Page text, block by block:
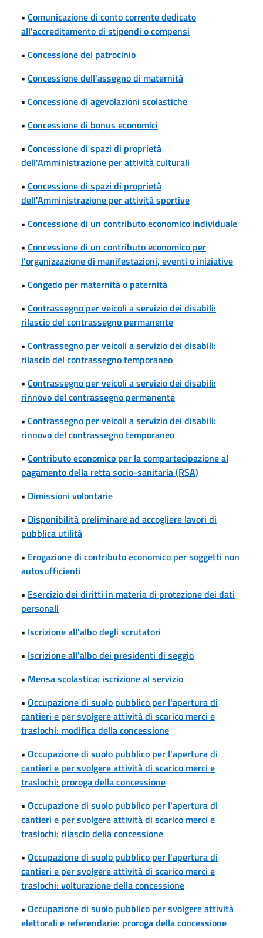
• Comunicazione di conto corrente dedicato
all'accreditamento di stipendi o compensi
• Concessione del patrocinio
• Concessione dell'assegno di maternità
• Concessione di agevolazioni scolastiche
• Concessione di bonus economici
• Concessione di spazi di proprietà
dell'Amministrazione per attività culturali
• Concessione di spazi di proprietà
dell'Amministrazione per attività sportive
• Concessione di un contributo economico individuale
• Concessione di un contributo economico per
l'organizzazione di manifestazioni, eventi o iniziative
• Congedo per maternità o paternità
• Contrassegno per veicoli a servizio dei disabili:
rilascio del contrassegno permanente
• Contrassegno per veicoli a servizio dei disabili:
rilascio del contrassegno temporaneo
• Contrassegno per veicoli a servizio dei disabili:
rinnovo del contrassegno permanente
• Contrassegno per veicoli a servizio dei disabili:
rinnovo del contrassegno temporaneo
• Contributo economico per la compartecipazione al
pagamento della retta socio-sanitaria (RSA)
• Dimissioni volontarie
• Disponibilità preliminare ad accogliere lavori di
pubblica utilità
• Erogazione di contributo economico per soggetti non
autosufficienti
• Esercizio dei diritti in materia di protezione dei dati
personali
• Iscrizione all'albo degli scrutatori
• Iscrizione all'albo dei presidenti di seggio
• Mensa scolastica: iscrizione al servizio
• Occupazione di suolo pubblico per l'apertura di
cantieri e per svolgere attività di scarico merci e
traslochi: modifica della concessione
• Occupazione di suolo pubblico per l'apertura di
cantieri e per svolgere attività di scarico merci e
traslochi: proroga della concessione
• Occupazione di suolo pubblico per l'apertura di
cantieri e per svolgere attività di scarico merci e
traslochi: rilascio della concessione
• Occupazione di suolo pubblico per l'apertura di
cantieri e per svolgere attività di scarico merci e
traslochi: volturazione della concessione
• Occupazione di suolo pubblico per svolgere attività
elettorali e referendarie: proroga della concessione